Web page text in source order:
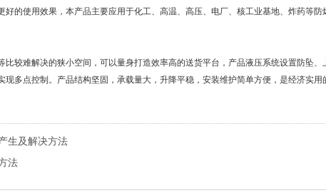
的使用效果，本产品主要应用于化工、高温、高压、电厂、核工业基地、炸药等防
比较难解决的狭小空间，可以量身打造效率高的送货平台，产品液压系统设置防坠、
多点控制。产品结构坚固，承载量大，升降平稳，安装维护简单方便，是经济实用
生及解决方法
法